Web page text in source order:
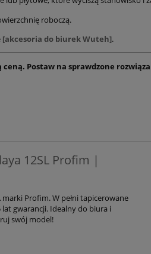
roboczą.
[akcesoria do biurek Wuteh].
ceną. Postaw na sprawdzone
12SL Profim |
marki Profim. W pełni tapicerowane
lat gwarancji. Idealny do biura i
swój model!